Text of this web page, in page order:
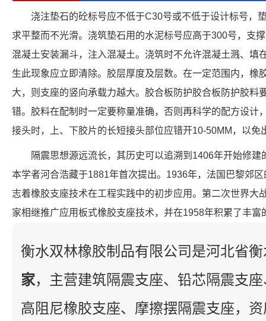
浇注垫石的砼标号应不低于C30号或不低于设计标号，
求平整而不光滑。浇筑垫石用的水泥标号应高于300号，支
混凝土安装漏斗，注入混凝土。浇筑时不允许混凝土溅、填
生此现象应立即清除。胶层厚度及层数。在一定范围内，橡
大，则支座的竖向承载力越大。胶合板防护胶合板防护胶料
错。胶料在配制时一定要称量准确，否则再科学的配方设计
接头时，上、下胶片的长短接头部位应错开10-50MM，以免
隔震思想源远流长，其历史可以追溯到1406年开始修
本学者河合浩藏于1881年首次提出。1936年，法国巴黎郊
志着橡胶支座技术在工程实践中的初步应用。第二次世界大
家相继推广应用板式橡胶支座技术，并在1958年积累了丰富
衡水双林橡胶制品有限公司是河北省
家，主营建筑隔震支座、铅芯隔震支
高阻尼橡胶支座、摩擦摆隔震支座，